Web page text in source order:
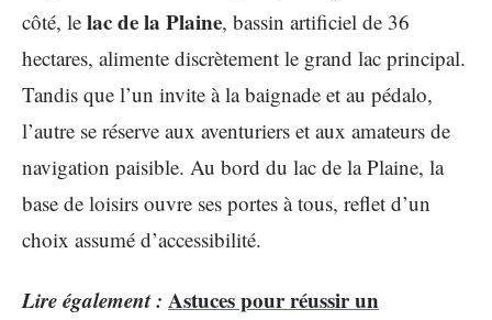
côté, le lac de la Plaine, bassin artificiel de 36
hectares, alimente discrètement le grand lac principal.
Tandis que l’un invite à la baignade et au pédalo,
l’autre se réserve aux aventuriers et aux amateurs de
navigation paisible. Au bord du lac de la Plaine, la
base de loisirs ouvre ses portes à tous, reflet d’un
choix assumé d’accessibilité.
Lire également : Astuces pour réussir un